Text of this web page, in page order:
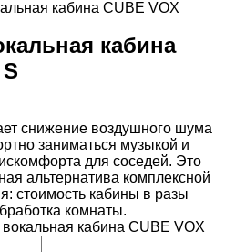
кабина
снижение воздушного шума
заниматься музыкой и
для соседей. Это
альтернатива комплексной
стоимость кабины в разы
комнаты.
вокальная кабина CUBE VOX